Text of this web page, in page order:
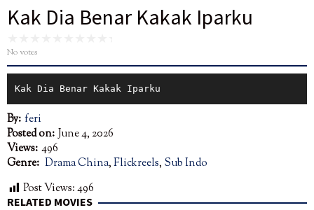
Kak Dia Benar Kakak Iparku
No votes
Kak Dia Benar Kakak Iparku
By: feri
Posted on: June 4, 2026
Views: 496
Genre: Drama China,Flickreels, Sub Indo
Post Views:496
RELATED MOVIES